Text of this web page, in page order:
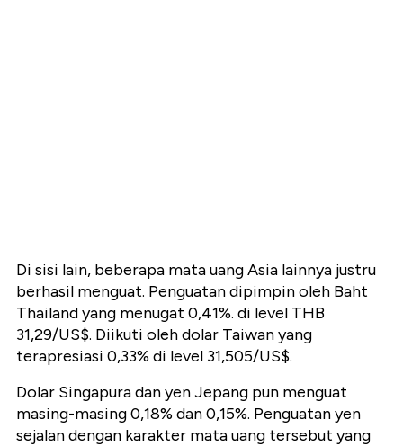
Di sisi lain, beberapa mata uang Asia lainnya justru
berhasil menguat. Penguatan dipimpin oleh Baht
Thailand yang menugat 0,41%. di level THB
31,29/US$. Diikuti oleh dolar Taiwan yang
terapresiasi 0,33% di level 31,505/US$.
Dolar Singapura dan yen Jepang pun menguat
masing-masing 0,18% dan 0,15%. Penguatan yen
sejalan dengan karakter mata uang tersebut yang